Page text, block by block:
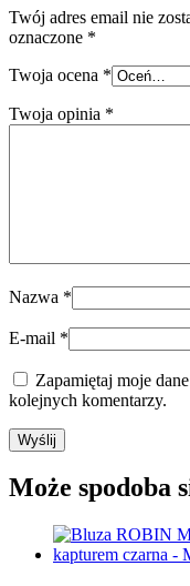
Twój adres email nie
oznaczone *
Twoja ocena *
Twoja opinia *
Nazwa *
E-mail *
Zapamiętaj moje
kolejnych komentarzy.
Może spodoba